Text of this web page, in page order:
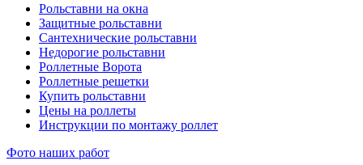
Рольставни на окна
Защитные рольставни
Сантехнические рольставни
Недорогие рольставни
Роллетные Ворота
Роллетные решетки
Купить рольставни
Цены на роллеты
Инструкции по монтажу роллет
Фото наших работ